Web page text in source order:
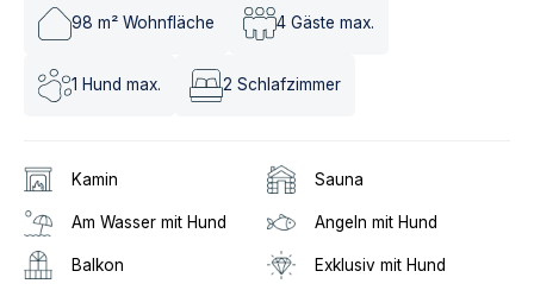
98 m² Wohnfläche 4 Gäste max.
1 Hund max. 2 Schlafzimmer
Kamin Sauna
Am Wasser mit Hund Angeln mit Hund
Balkon Exklusiv mit Hund